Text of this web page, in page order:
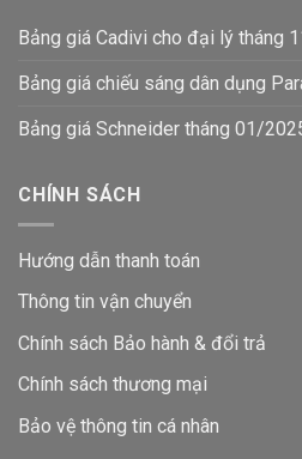
Bảng giá Cadivi cho đại lý tháng
Bảng giá chiếu sáng dân dụng
Bảng giá Schneider tháng 01/
CHÍNH SÁCH
Hướng dẫn thanh toán
Thông tin vận chuyển
Chính sách Bảo hành & đổi trả
Chính sách thương mại
Bảo vệ thông tin cá nhân